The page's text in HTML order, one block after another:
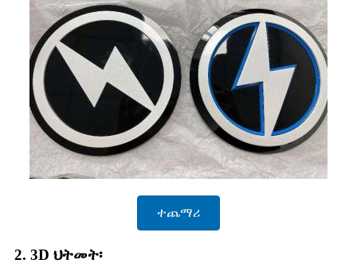
ተጨማሪ
2. 3D ህትመት፡